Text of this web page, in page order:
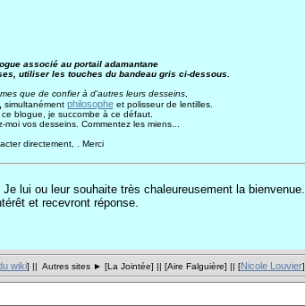
associé au portail adamantane
utiliser les touches du bandeau gris ci-dessous.
que de confier à d'autres leurs desseins
simultanément philosopheet polisseur de lentilles.
blogue, je succombe à ce défaut.
vos desseins. Commentez les miens...
directement, . Merci
lui ou leur souhaite très chaleureusement la bienvenue.
et recevront réponse.
wiki] || Autres sites ► [La Jointée] || [Aire Falguière] || [Nicole Louvier]